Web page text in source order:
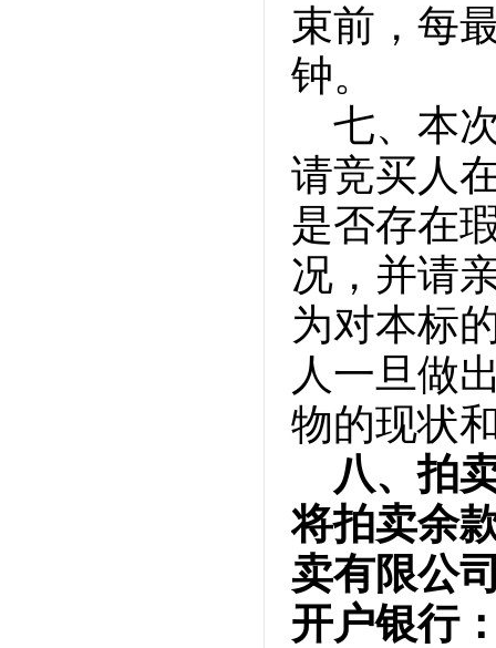
束前，每
钟。
七、本
请竞买人
是否存在
况，并请
为对本标
人一旦做
物的现状
八、拍
将拍卖余
卖有限公
开户银行